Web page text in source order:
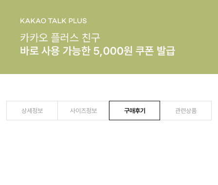
상세정보 사이즈정보 구매후기 관련상품